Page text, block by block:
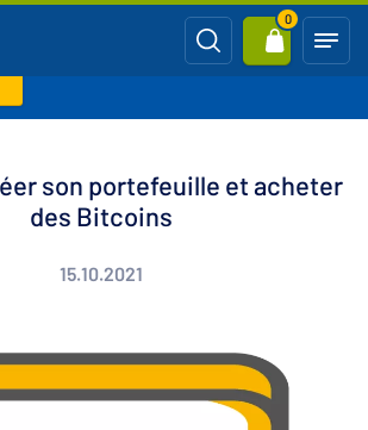
0
son portefeuille et acheter
des Bitcoins
15.10.2021